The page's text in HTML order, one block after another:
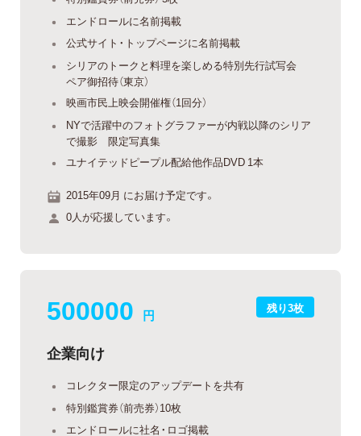
エンドロールに名前掲載
公式サイト・トップページに名前掲載
シリアのトークと料理を楽しめる特別先行試写会
ペア御招待（東京）
映画市民上映会開催権（1回分）
NYで活躍中のフォトグラファーが内戦以降のシリア
で撮影 限定写真集
ユナイテッドピープル配給他作品DVD 1本
2015年09月 にお届け予定です。
0人が応援しています。
残り3枚
500000 円
企業向け
コレクター限定のアップデートを共有
特別鑑賞券（前売券）10枚
エンドロールに社名・ロゴ掲載